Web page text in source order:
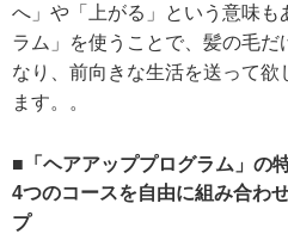
へ」や「上がる」という意味
ラム」を使うことで、髪の毛だ
なり、前向きな生活を送って
ます。。
■「ヘアアッププログラム」の
4つのコースを自由に組み合わ
プ